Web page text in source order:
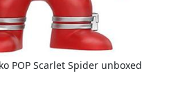
POP Scarlet Spider unboxed